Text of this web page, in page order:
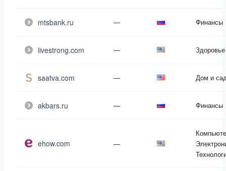
mtsbank.ru — Финансы
livestrong.com — Здоровье
saatva.com — Дом и
akbars.ru — Финансы
ehow.com —